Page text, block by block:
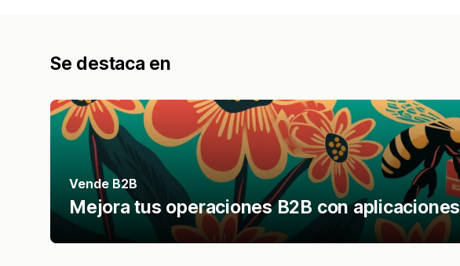
Se destaca en
Vende B2B
Mejora tus operaciones B2B con aplicaciones